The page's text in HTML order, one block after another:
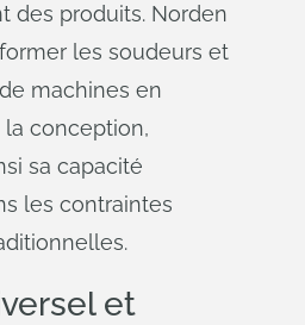
des produits. Norden
les soudeurs et
machines en
conception,
sa capacité
les contraintes
et